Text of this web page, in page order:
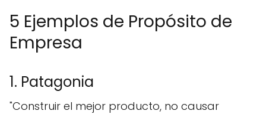
5 Ejemplos de Propósito de
Empresa
1. Patagonia
"Construir el mejor producto, no causar